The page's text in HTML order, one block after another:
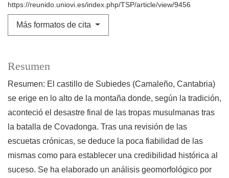
https://reunido.uniovi.es/index.php/TSP/article/view/9456
Más formatos de cita
Resumen
Resumen: El castillo de Subiedes (Camaleño, Cantabria)
se erige en lo alto de la montaña donde, según la tradición,
aconteció el desastre final de las tropas musulmanas tras
la batalla de Covadonga. Tras una revisión de las
escuetas crónicas, se deduce la poca fiabilidad de las
mismas como para establecer una credibilidad histórica al
suceso. Se ha elaborado un análisis geomorfológico por